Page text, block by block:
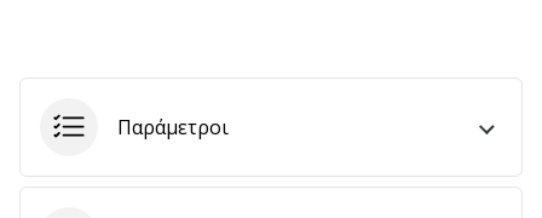
Εμφάνιση
των
Παράμετροι